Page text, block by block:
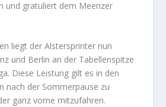
und gratuliert dem Meenzer
liegt der Alstersprinter nun
und Berlin an der Tabellenspitze
Diese Leistung gilt es in den
nach der Sommerpause zu
ganz vorne mitzufahren.